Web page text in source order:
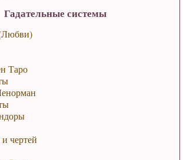
Гадательные системы
Таро
чертей